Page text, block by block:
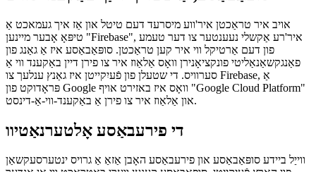
July 17, 2021
סופּאַבאַסע, אַ שטריך-רייַך באַקענד סוויט
אויב איר טראַכטן איר'ווע מיסרעד דעם טיטל און אַז איך געמאכט אַ
טיפּאָ אָבער מיינען "Firebase", איר'רע אַקשלי נעענטער צו דער טעמע
פון דעם אַרטיקל ווי איר קען טראַכטן. סופּאַבאַסע איז אַ גאַנג פון
סערוויס. די שטעלן פון פֿעיִקייטן איז גאַנץ ענלעך צו Firebase, אַ
און אַלאַוז איר צו פירן אַ באַקענד-ווי-אַ-דינסט.